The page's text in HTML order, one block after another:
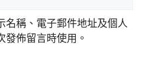
名稱、電子郵件地址及個人
發佈留言時使用。